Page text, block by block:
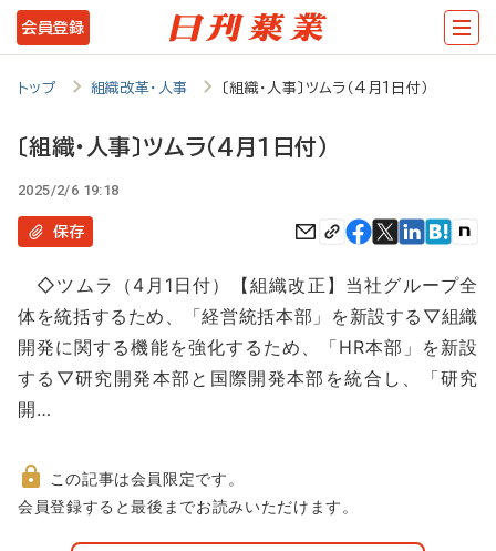
メ
イ
テ
移
動
会員登録
トップ 組織改革・人事 〔組織・人事〕ツムラ（4月1日付）
〔組織・人事〕ツムラ（4月1日付）
2025/2/6 19:18
保存
◇ツムラ（4月1日付）【組織改正】当社グループ全
体を統括するため、「経営統括本部」を新設する▽組織
開発に関する機能を強化するため、「HR本部」を新設
する▽研究開発本部と国際開発本部を統合し、「研究
開…
非
この記事は会員限定です。
会員登録すると最後までお読みいただけます。